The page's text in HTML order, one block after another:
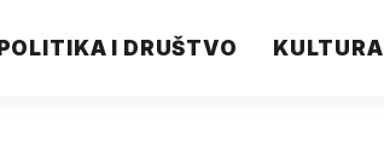
POLITIKA I DRUŠTVO KULTURA